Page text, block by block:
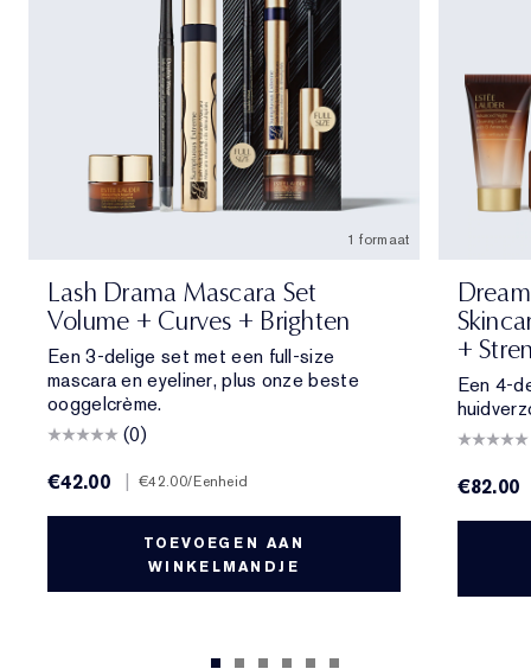
1 formaat
Lash Drama Mascara Set
Volume + Curves + Brighten
Een 3-delige set met een full-size
mascara en eyeliner, plus onze beste
ooggelcrème.
(0)
€42.00
| €42.00/Eenheid
TOEVOEGEN AAN
WINKELMANDJE
+
Een 4-
€82.00